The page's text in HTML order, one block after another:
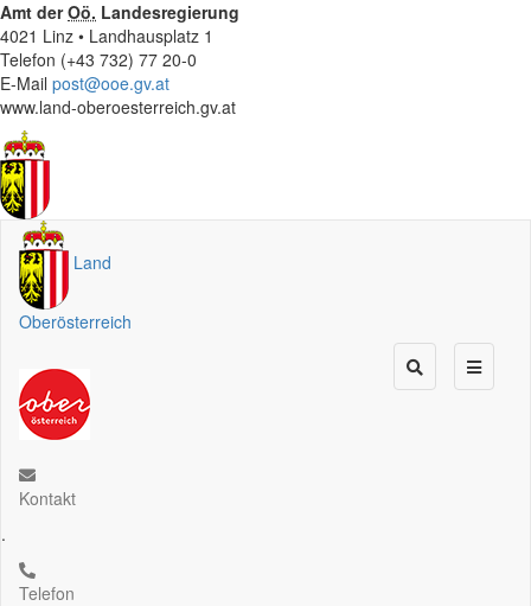
Amt derOö. Landesregierung
4021 Linz • Landhausplatz 1
Telefon (+43 732) 77 20-0
E-Mail post@ooe.gv.at
www.land-oberoesterreich.gv.at
Land
Oberösterreich
Kontakt
.
Telefon